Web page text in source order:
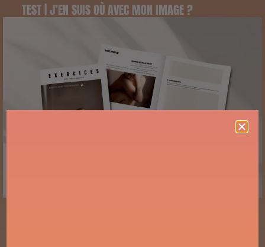
TEST | J’EN SUIS OÙ AVEC MON IMAGE ?